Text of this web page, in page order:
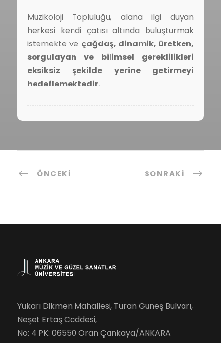
Müzikoloji Topluluğu, alana ilgi duyan
herkesi kendi çatısı altında buluşturmak
istemekte ve çağdaş, dinamik, üretken,
sorgulayan ve bilimsel gereklilikleri
eksiksiz şekilde yerine getirmeyi
hedeflemektedir.
ÖNCEKI SONRAKI
Yukarı Dikmen Mahallesi, Turan Güneş Bulvarı,
Neşet Ertaş Caddesi,
No: 4 PK: 06550 Oran Çankaya/ANKARA